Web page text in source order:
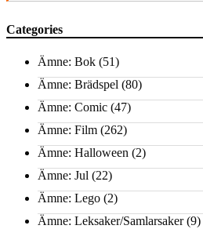
Categories
Ämne: Bok (51)
Ämne: Brädspel (80)
Ämne: Comic (47)
Ämne: Film (262)
Ämne: Halloween (2)
Ämne: Jul (22)
Ämne: Lego (2)
Ämne: Leksaker/Samlarsaker(9)